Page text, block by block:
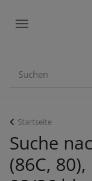
Startseite
Suche
(86C,